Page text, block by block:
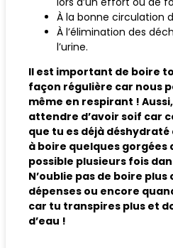
À la bonne circulation
À l’élimination des
l’urine.
Il est important de boire
façon régulière car nous
même en respirant !
attendre d’avoir soif car
que tu es déjà
à boire quelques gorgées
possible plusieurs fois
N’oublie pas de boire
dépenses ou encore
car tu transpires plus et
d’eau !